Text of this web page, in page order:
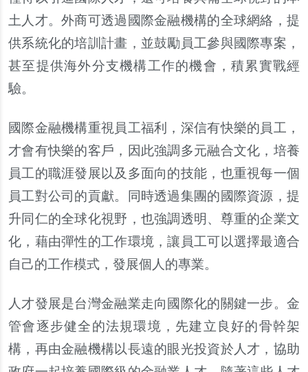
土人才。外商可透過國際金融機構的全球網絡，提
供系統化的培訓計畫，並鼓勵員工參與國際專案，
甚至提供海外分支機構工作的機會，積累實戰經
驗。
國際金融機構重視員工福利，深信有快樂的員工，
才會有快樂的客戶，因此強調多元融合文化，培養
員工的職涯發展以及多面向的技能，也重視每一個
員工對公司的貢獻。同時透過集團的國際資源，提
升同仁的全球化視野，也強調透明、尊重的企業文
化，藉由彈性的工作環境，讓員工可以選擇最適合
自己的工作模式，發展個人的專業。
人才發展是台灣金融業走向國際化的關鍵一步。金
管會逐步健全的法規環境，先建立良好的骨幹架
構，再由金融機構以長遠的眼光投資於人才，協助